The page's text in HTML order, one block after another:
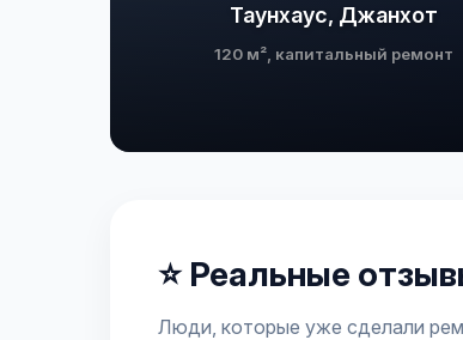
Таунхаус, Джанхот
120 м², капитальный ремонт
⭐ Реальные
Люди, которые уже сделали